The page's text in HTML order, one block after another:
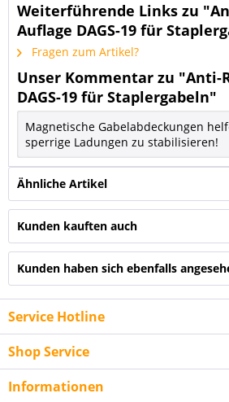
Weiterführende Links zu
Auflage DAGS-19 für
Fragen zum Artikel?
Unser Kommentar zu "Anti-
DAGS-19 für Staplergabeln"
Magnetische Gabelabdeckungen
sperrige Ladungen zu stabilisieren!
Ähnliche Artikel
Kunden kauften auch
Kunden haben sich ebenfalls
Service Hotline
Shop Service
Informationen